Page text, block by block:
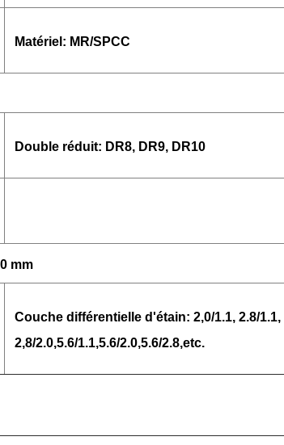
Matériel: MR/SPCC
Double réduit: DR8, DR9, DR10
mm
Couche différentielle d'étain: 2,0/1.1, 2.8/1.1,
2,8/2.0,5.6/1.1,5.6/2.0,5.6/2.8,etc.